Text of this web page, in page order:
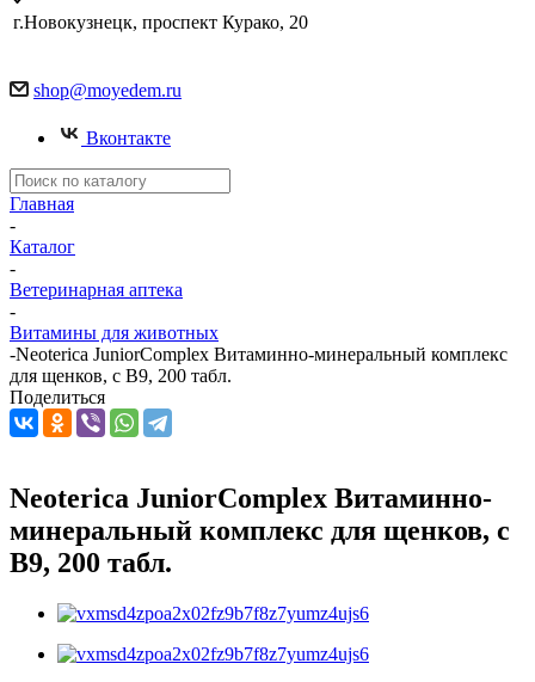
г.Новокузнецк, проспект Курако, 20
shop@moyedem.ru
Вконтакте
Главная
-
Каталог
-
Ветеринарная аптека
-
Витамины для животных
-Neoterica JuniorComplex Витаминно-минеральный комплекс
для щенков, c В9, 200 табл.
Поделиться
Neoterica JuniorComplex Витаминно-
минеральный комплекс для щенков, c
В9, 200 табл.